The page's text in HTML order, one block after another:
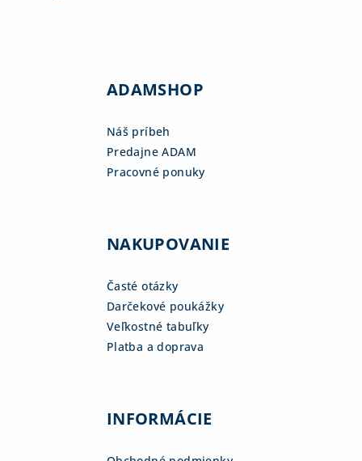
ADAMSHOP
Náš príbeh
Predajne ADAM
Pracovné ponuky
NAKUPOVANIE
Časté otázky
Darčekové poukážky
Veľkostné tabuľky
Platba a doprava
INFORMÁCIE